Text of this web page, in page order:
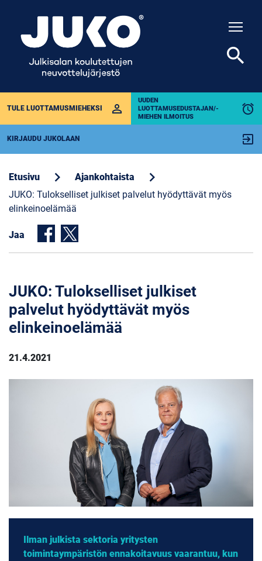
TULE LUOTTAMUSMIEHEKSI perm_identity
UUDEN
LUOTTAMUSEDUSTAJAN/-
MIEHEN ILMOITUS
alarm
KIRJAUDU JUKOLAAN exit_to_app
search
Etusivu chevron_right Ajankohtaista chevron_right
JUKO: Tulokselliset julkiset palvelut hyödyttävät myös
elinkeinoelämää
Jaa
JUKO: Tulokselliset julkiset
palvelut hyödyttävät myös
elinkeinoelämää
21.4.2021
Ilman julkista sektoria yritysten
toimintaympäristön ennakoitavuus vaarantuu, kun